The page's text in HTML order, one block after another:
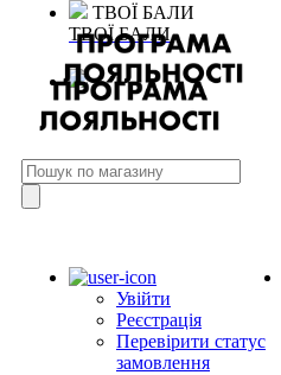
ТВОЇ БАЛИ
ТВОЇ БАЛИ
Увійти
Реєстрація
Перевірити статус
замовлення